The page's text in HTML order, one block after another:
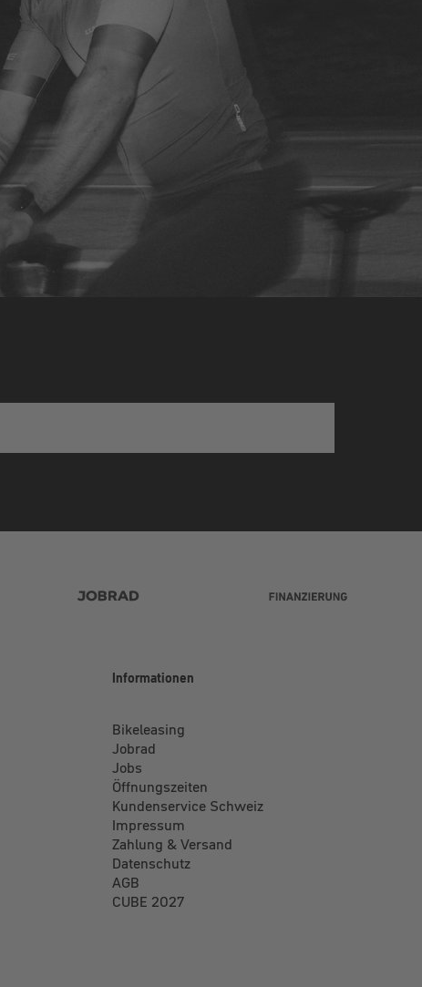
Informationen
Bikeleasing
Jobrad
Jobs
Öffnungszeiten
Kundenservice Schweiz
Impressum
Zahlung & Versand
Datenschutz
AGB
CUBE 2027